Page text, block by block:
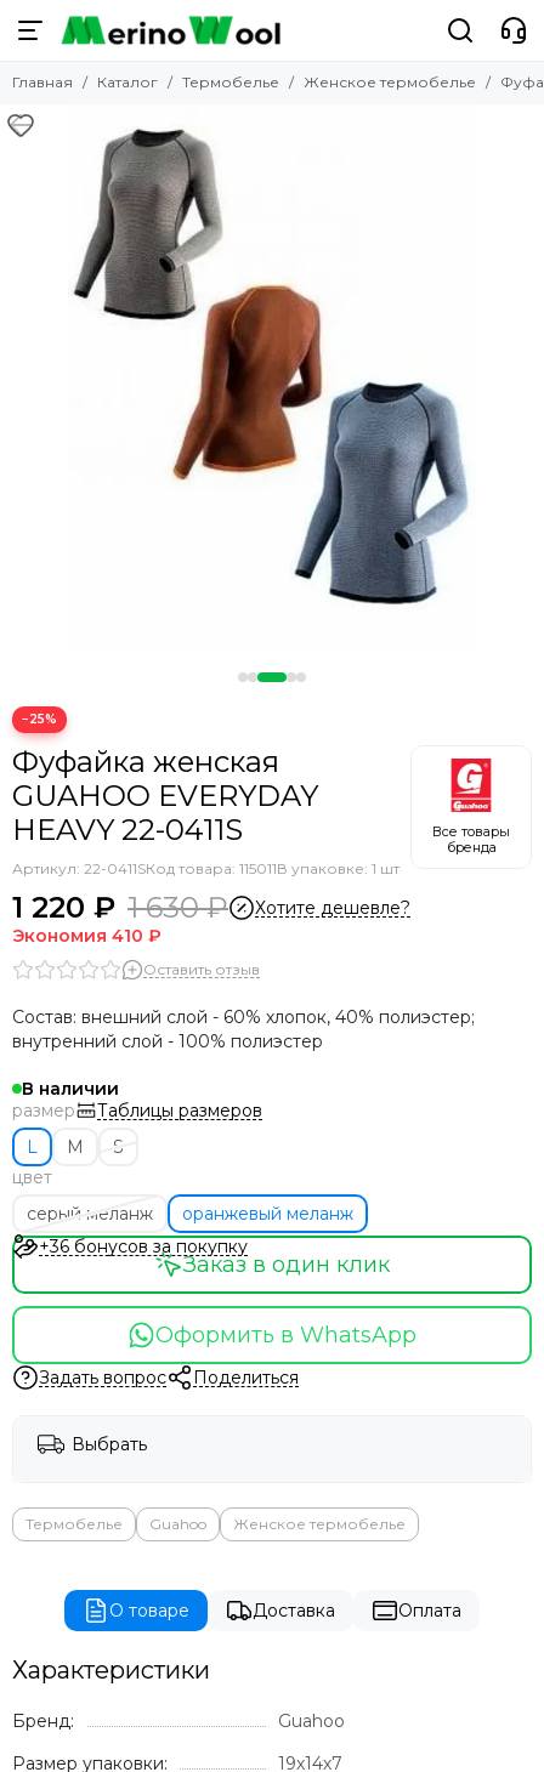
Термобелье
Женское термобелье
Мужское термобелье
Детское термобелье
Главная Каталог Термобелье Женское термобелье
−25%
Фуфайка женская
GUAHOO EVERYDAY
HEAVY 22-0411S
Артикул: 22-0411SКод товара: 115011В упаковке: 1 шт
1 220 ₽ 1 630 ₽
Экономия 410 ₽
Хотите дешевле?
Все товары
бренда
Оставить отзыв
Состав: внешний слой - 60% хлопок, 40% полиэстер;
внутренний слой - 100% полиэстер
В наличии
размер
Таблицы размеров
L
M
S
цвет
серый меланж
оранжевый меланж
+36 бонусов за покупку
Оформить в WhatsApp
Заказ в один клик
Задать вопрос Поделиться
Выбрать
Термобелье Guahoo Женское термобелье
О товаре Доставка Оплата
Характеристики
Бренд:
Guahoo
Размер упаковки:
19х14х7